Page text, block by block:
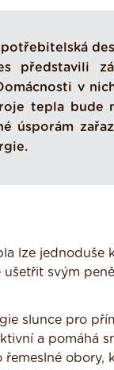
představili
v
tepla bude
úsporám
lze
svým
slunce pro
a pomáhá
řemeslné obory,